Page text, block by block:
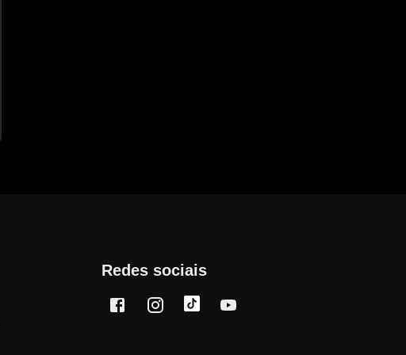
Redes sociais